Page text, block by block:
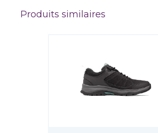
Produits similaires